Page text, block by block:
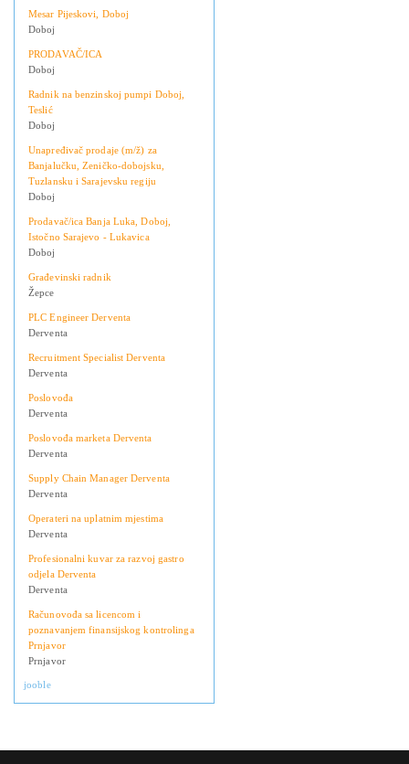
Mesar Pijeskovi, Doboj
Doboj
PRODAVAČ/ICA
Doboj
Radnik na benzinskoj pumpi Doboj,
Teslić
Doboj
Unapređivač prodaje (m/ž) za
Banjalučku, Zeničko-dobojsku,
Tuzlansku i Sarajevsku regiju
Doboj
Prodavač/ica Banja Luka, Doboj,
Istočno Sarajevo - Lukavica
Doboj
Građevinski radnik
Žepce
PLC Engineer Derventa
Derventa
Recruitment Specialist Derventa
Derventa
Poslovođa
Derventa
Poslovođa marketa Derventa
Derventa
Supply Chain Manager Derventa
Derventa
Operateri na uplatnim mjestima
Derventa
Profesionalni kuvar za razvoj gastro
odjela Derventa
Derventa
Računovođa sa licencom i
poznavanjem finansijskog kontrolinga
Prnjavor
Prnjavor
jooble